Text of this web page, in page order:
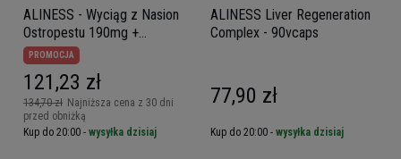
ALINESS - Wyciąg z Nasion
Ostropestu 190mg +
Karczoch - 3x 100caps.
PROMOCJA
134,70 zł Najniższa cena z 30 dni
przed obniżką
121,23 zł
Kup do 20:00 - wysyłka dzisiaj
ALINESS Liver Regeneration
Complex - 90vcaps
77,90 zł
Kup do 20:00 - wysyłka dzisiaj